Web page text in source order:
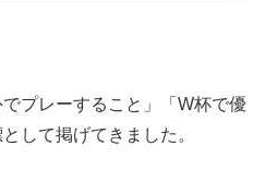
プレーすること」「W杯で優
して掲げてきました。